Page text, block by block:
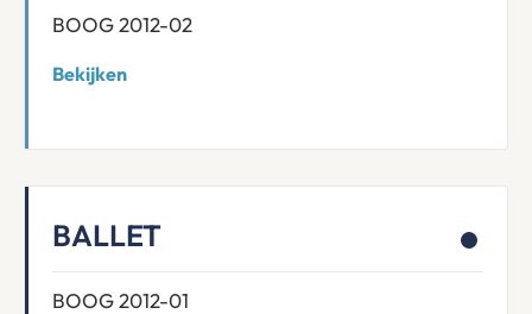
BOOG 2012-02
Bekijken
BALLET
BOOG 2012-01